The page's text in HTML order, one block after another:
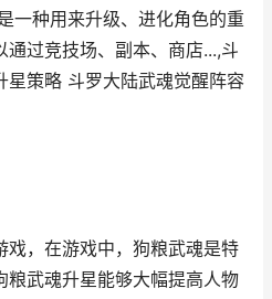
一种用来升级、进化角色的重
过竞技场、副本、商店...,斗
星策略 斗罗大陆武魂觉醒阵容
戏，在游戏中，狗粮武魂是特
粮武魂升星能够大幅提高人物